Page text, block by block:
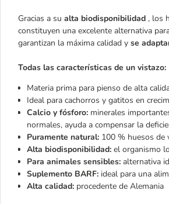
Gracias a su alta biodisponibilidad , los
constituyen una excelente alternativa
garantizan la máxima calidad y se
Todas las características de un vistazo:
Materia prima para pienso de alta
Ideal para cachorros y gatitos en
Calcio y fósforo: minerales
normales, ayuda a compensar la
Puramente natural: 100 % huesos de
Alta biodisponibilidad: el organismo
Para animales sensibles: alternativa
Suplemento BARF: ideal para una
Alta calidad: procedente de Alemania